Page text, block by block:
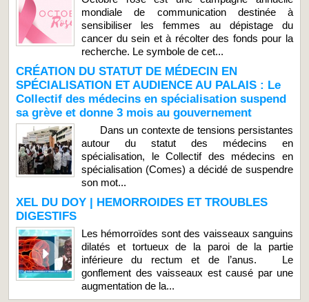
mondiale de communication destinée à
sensibiliser les femmes au dépistage du
cancer du sein et à récolter des fonds pour la
recherche. Le symbole de cet...
CRÉATION DU STATUT DE MÉDECIN EN
SPÉCIALISATION ET AUDIENCE AU PALAIS : Le
Collectif des médecins en spécialisation suspend
sa grève et donne 3 mois au gouvernement
Dans un contexte de tensions persistantes
autour du statut des médecins en
spécialisation, le Collectif des médecins en
spécialisation (Comes) a décidé de suspendre
son mot...
XEL DU DOY | HEMORROIDES ET TROUBLES
DIGESTIFS
Les hémorroïdes sont des vaisseaux sanguins
dilatés et tortueux de la paroi de la partie
inférieure du rectum et de l’anus. Le
gonflement des vaisseaux est causé par une
augmentation de la...